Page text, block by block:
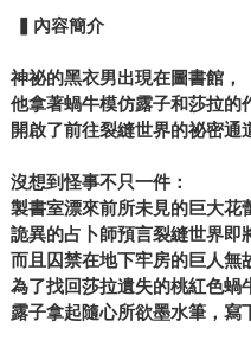
▍內容簡介
神祕的黑衣男出現在圖書館，
他拿著蝸牛模仿露子和莎拉的
開啟了前往裂縫世界的祕密
沒想到怪事不只一件：
製書室漂來前所未見的巨大花
詭異的占卜師預言裂縫世界即
而且囚禁在地下牢房的巨人無
為了找回莎拉遺失的桃紅色蝸
露子拿起隨心所欲墨水筆，寫